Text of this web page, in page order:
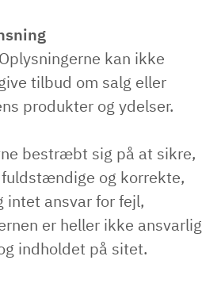
kan ikke
tilbud om salg eller
produkter og ydelser.
bestræbt sig på at sikre,
og korrekte,
intet ansvar for fejl,
er heller ikke ansvarlig
indholdet på sitet.